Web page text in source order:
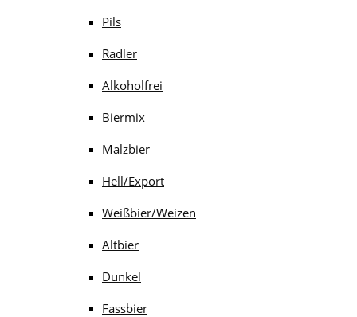
Pils
Radler
Alkoholfrei
Biermix
Malzbier
Hell/Export
Weißbier/Weizen
Altbier
Dunkel
Fassbier